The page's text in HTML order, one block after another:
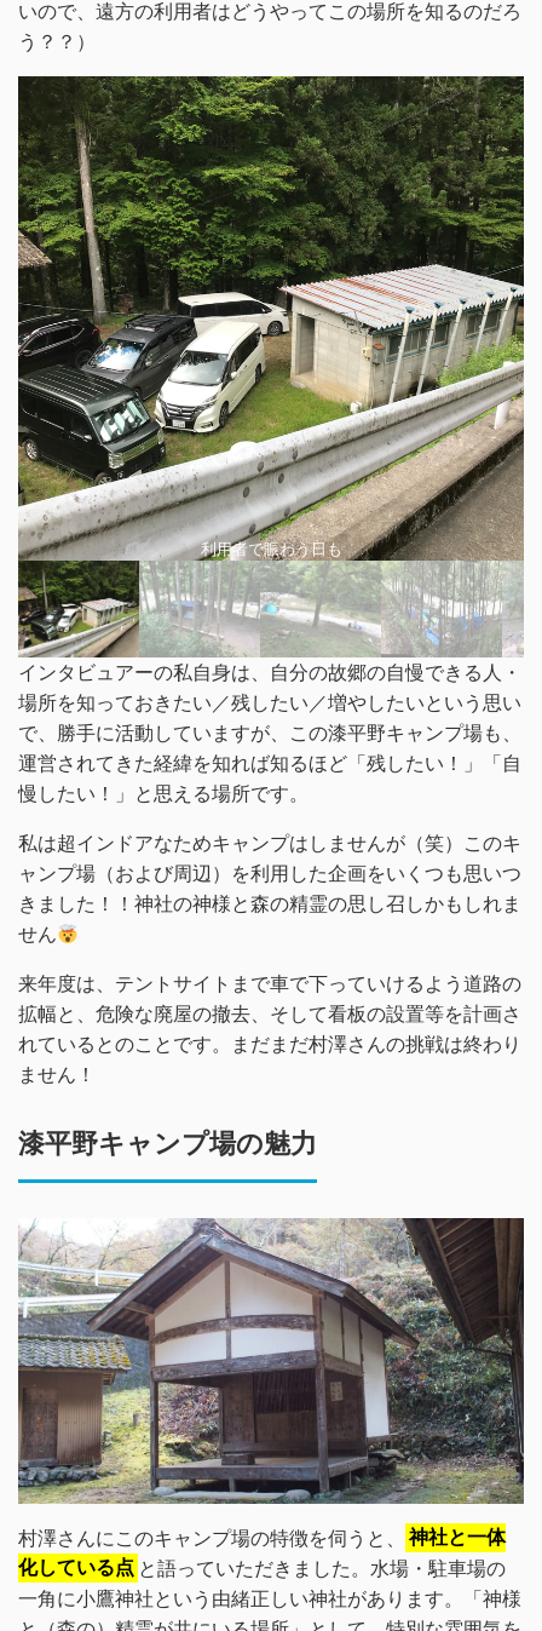
いので、遠方の利用者はどうやってこの場所を知るのだろ
う？？）
利用者で賑わう日も
インタビュアーの私自身は、自分の故郷の自慢できる人・
場所を知っておきたい／残したい／増やしたいという思い
で、勝手に活動していますが、この漆平野キャンプ場も、
運営されてきた経緯を知れば知るほど「残したい！」「自
慢したい！」と思える場所です。
私は超インドアなためキャンプはしませんが（笑）このキ
ャンプ場（および周辺）を利用した企画をいくつも思いつ
きました！！神社の神様と森の精霊の思し召しかもしれま
せん
来年度は、テントサイトまで車で下っていけるよう道路の
拡幅と、危険な廃屋の撤去、そして看板の設置等を計画さ
れているとのことです。まだまだ村澤さんの挑戦は終わり
ません！
漆平野キャンプ場の魅力
村澤さんにこのキャンプ場の特徴を伺うと、
神社と一体
化している点 と語っていただきました。水場・駐車場の
一角に小鷹神社という由緒正しい神社があります。「神様